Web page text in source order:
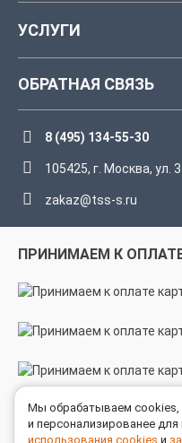
УСЛУГИ
ОБРАТНАЯ СВЯЗЬ
8 (495) 134-55-30
105425, г. Москва, ул.
zakaz@tss-s.ru
ПРИНИМАЕМ К
МЫ В СОЦСЕТЯХ
Мы обрабатываем cookies,
и персонализированее
использования cookies и